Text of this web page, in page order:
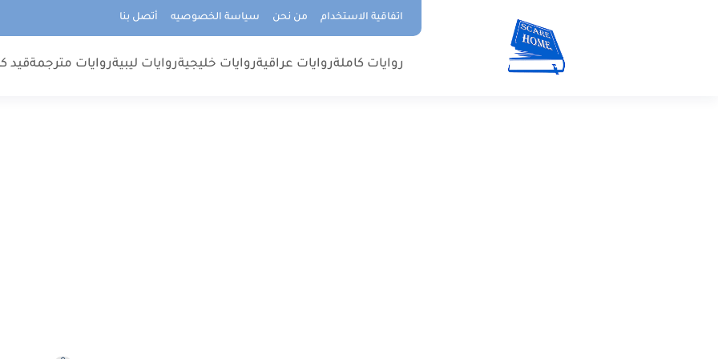
اتفاقية الاستخدام من نحن سياسة الخصوصيه أتصل بنا
روايات كاملةروايات عراقيةروايات خليجيةروايات ليبيةروايات مترجمةقيد